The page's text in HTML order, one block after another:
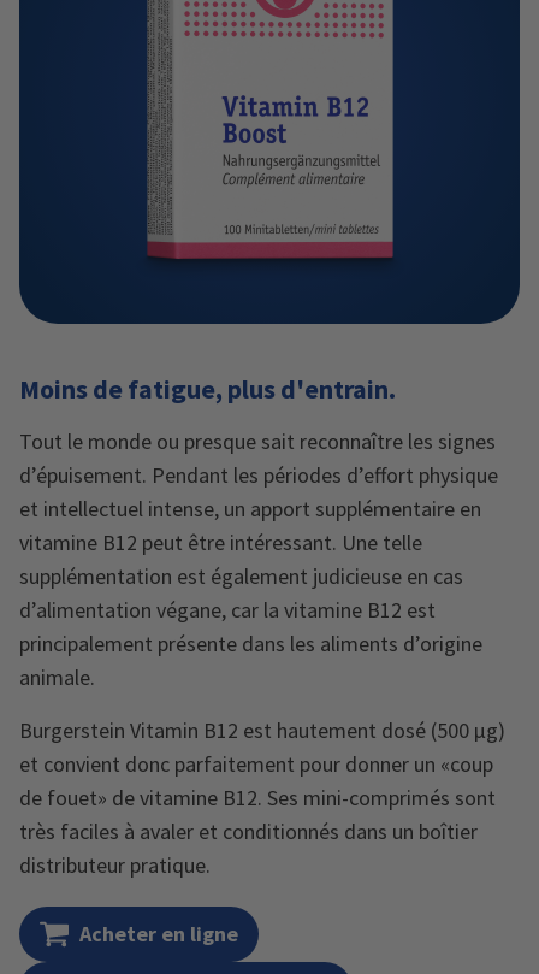
Moins de fatigue, plus d'entrain.
Tout le monde ou presque sait reconnaître les signes
d’épuisement. Pendant les périodes d’effort physique
et intellectuel intense, un apport supplémentaire en
vitamine B12 peut être intéressant. Une telle
supplémentation est également judicieuse en cas
d’alimentation végane, car la vitamine B12 est
principalement présente dans les aliments d’origine
animale.
Burgerstein Vitamin B12 est hautement dosé (500 µg)
et convient donc parfaitement pour donner un «coup
de fouet» de vitamine B12. Ses mini-comprimés sont
très faciles à avaler et conditionnés dans un boîtier
distributeur pratique.
Acheter en ligne